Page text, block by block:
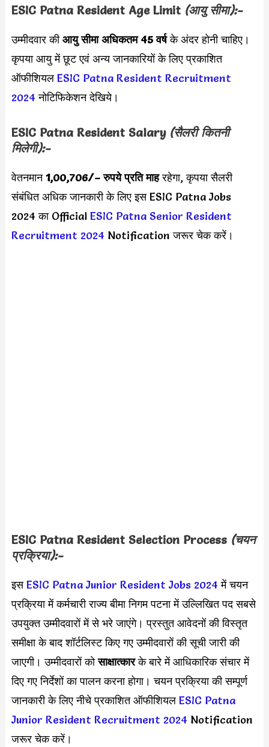
ESIC Patna Resident Age Limit (आयु सीमा):-
उम्मीदवार कीआयु सीमा अधिकतम 45 वर्षके अंदर होनी चाहिए।
कृपया आयु में छूट एवं अन्य जानकारियों के लिए प्रकाशित
ऑफीशियल ESIC Patna Resident Recruitment
2024 नोटिफिकेशन देखिये।
ESIC Patna Resident Salary (सैलरी कितनी
मिलेगी):-
वेतनमान1,00,706/– रुपये प्रति माहरहेगा, कृपया सैलरी
संबंधित अधिक जानकारी के लिए इसESIC Patna Jobs
2024 का Official ESIC Patna Senior Resident
Recruitment 2024 Notification जरूर चेक करें।
ESIC Patna Resident Selection Process (चयन
प्रक्रिया):-
इसESIC Patna Junior Resident Jobs 2024 में चयन
प्रक्रिया में कर्मचारी राज्य बीमा निगम पटना में उल्लिखित पद सबसे
उपयुक्त उम्मीदवारों में से भरे जाएंगे। प्रस्तुत आवेदनों की विस्तृत
समीक्षा के बाद शॉर्टलिस्ट किए गए उम्मीदवारों की सूची जारी की
जाएगी। उम्मीदवारों कोसाक्षात्कारके बारे में आधिकारिक संचार में
दिए गए निर्देशों का पालन करना होगा। चयन प्रक्रिया की सम्पूर्ण
जानकारी के लिए नीचे प्रकाशित ऑफीशियल ESIC Patna
Junior Resident Recruitment 2024 Notification
जरूर चेक करें।